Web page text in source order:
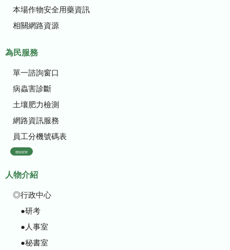
本場作物安全用藥資訊
相關網路資源
為民服務
單一諮詢窗口
病蟲害診斷
土壤肥力檢測
網路資訊服務
員工分機號碼表
more
人物介紹
◎行政中心
●研考
●人事室
●秘書室